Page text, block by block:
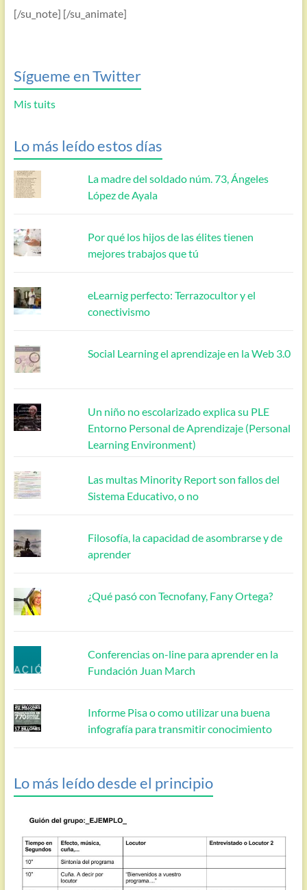
[/su_note] [/su_animate]
Sígueme en Twitter
Mis tuits
Lo más leído estos días
La madre del soldado núm. 73, Ángeles
López de Ayala
Por qué los hijos de las élites tienen
mejores trabajos que tú
eLearnig perfecto: Terrazocultor y el
conectivismo
Social Learning el aprendizaje en la Web 3.0
Un niño no escolarizado explica su PLE
Entorno Personal de Aprendizaje (Personal
Learning Environment)
Las multas Minority Report son fallos del
Sistema Educativo, o no
Filosofía, la capacidad de asombrarse y de
aprender
¿Qué pasó con Tecnofany, Fany Ortega?
Conferencias on-line para aprender en la
Fundación Juan March
Informe Pisa o como utilizar una buena
infografía para transmitir conocimiento
Lo más leído desde el principio